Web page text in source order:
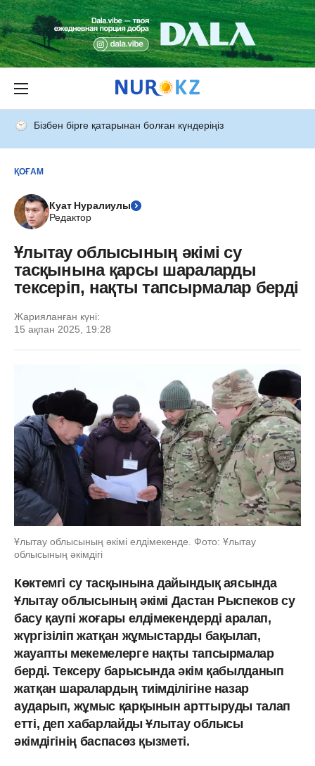
Бізбен бірге қатарынан болған күндеріңіз
ҚОҒАМ
Куат Нуралиулы
Редактор
Ұлытау облысының әкімі су
тасқынына қарсы шараларды
тексеріп, нақты тапсырмалар берді
Жарияланған күні:
15 ақпан 2025, 19:28
Ұлытау облысының әкімі елдімекенде. Фото: Ұлытау
облысының әкімдігі
Көктемгі су тасқынына дайындық аясында
Ұлытау облысының әкімі Дастан Рыспеков су
басу қаупі жоғары елдімекендерді аралап,
жүргізіліп жатқан жұмыстарды бақылап,
жауапты мекемелерге нақты тапсырмалар
берді. Тексеру барысында әкім қабылданып
жатқан шаралардың тиімділігіне назар
аударып, жұмыс қарқынын арттыруды талап
етті, деп хабарлайды Ұлытау облысы
әкімдігінің баспасөз қызметі.